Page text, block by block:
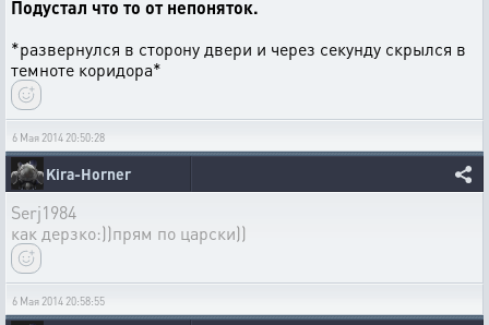
Подустал что то от непоняток.
*развернулся в сторону двери и через секунду скрылся в
темноте коридора*
6 Мая 2014 20:50:28
Kira-Horner
Serj1984
как дерзко:))прям по царски))
6 Мая 2014 20:58:55